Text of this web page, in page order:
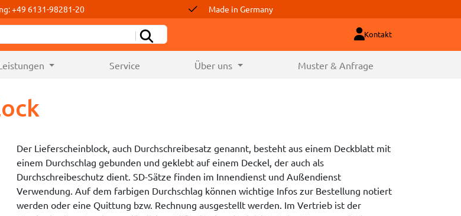
+49 6131-98281-20 Made in Germany
Kontakt
Service Über uns Muster & Anfrage
Der Lieferscheinblock, auch Durchschreibesatz genannt, besteht aus einem Deckblatt mit
einem Durchschlag gebunden und geklebt auf einem Deckel, der auch als
Durchschreibeschutz dient. SD-Sätze finden im Innendienst und Außendienst
Verwendung. Auf dem farbigen Durchschlag können wichtige Infos zur Bestellung notiert
werden oder eine Quittung bzw. Rechnung ausgestellt werden. Im Vertrieb ist der